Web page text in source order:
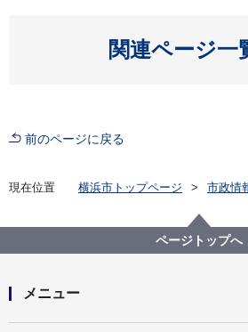
関連ページ一
開く
前のページに戻る
現在位置 横浜市トップページ
市政情
記者発表
鴨居上飯田線（さちが丘～二俣
す
ページトップへ
メニュー